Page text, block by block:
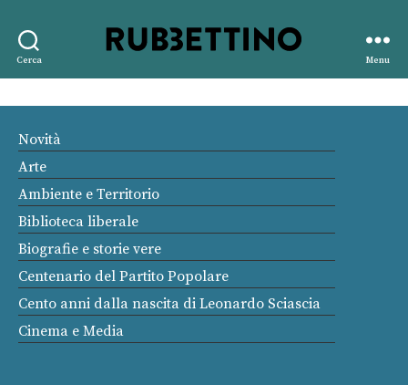
Cerca
editore
Menu
Novità
Arte
Ambiente e Territorio
Biblioteca liberale
Biografie e storie vere
Centenario del Partito Popolare
Cento anni dalla nascita di Leonardo Sciascia
Cinema e Media